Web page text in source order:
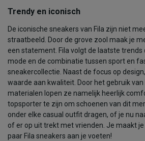
Trendy en iconisch
De iconische sneakers van Fila zijn niet
straatbeeld. Door de grove zool maak je
een statement. Fila volgt de laatste trends
mode en de combinatie tussen sport en
sneakercollectie. Naast de focus op
waarde aan kwaliteit. Door het gebruik
materialen lopen ze namelijk heerlijk
topsporter te zijn om schoenen van dit
onder elke casual outfit dragen, of je nu
of er op uit trekt met vrienden. Je maakt
paar Fila sneakers aan je voeten!